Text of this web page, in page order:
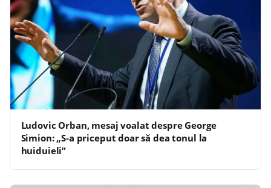
Ludovic Orban, mesaj voalat despre George
Simion: „S-a priceput doar să dea tonul la
huiduieli”